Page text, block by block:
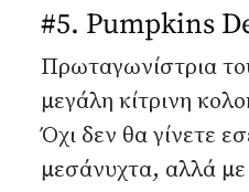
#5. Pumpkins
Πρωταγωνίστρια
μεγάλη κίτρινη
Όχι δεν θα γίνετε
μεσάνυχτα, αλλά